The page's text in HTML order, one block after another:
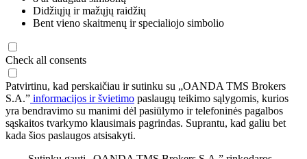
Didžiųjų ir mažųjų raidžių
Bent vieno skaitmenų ir specialiojo simbolio
Check all consents
Patvirtinu, kad perskaičiau ir sutinku su „OANDA TMS Brokers
S.A.” informacijos ir švietimo paslaugų teikimo sąlygomis, kurios
yra bendravimo su manimi dėl pasiūlymo ir telefoninės pagalbos
sąskaitos tvarkymo klausimais pagrindas. Suprantu, kad galiu bet
kada šios paslaugos atsisakyti.